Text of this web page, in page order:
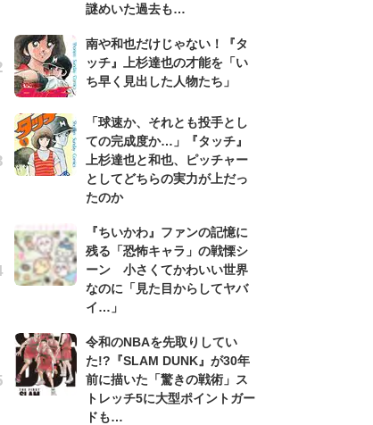
謎めいた過去も…
南や和也だけじゃない！『タ
ッチ』上杉達也の才能を「い
ち早く見出した人物たち」
「球速か、それとも投手とし
ての完成度か…」『タッチ』
上杉達也と和也、ピッチャー
としてどちらの実力が上だっ
たのか
『ちいかわ』ファンの記憶に
残る「恐怖キャラ」の戦慄シ
ーン 小さくてかわいい世界
なのに「見た目からしてヤバ
イ…」
令和のNBAを先取りしてい
た!?『SLAM DUNK』が30年
前に描いた「驚きの戦術」ス
トレッチ5に大型ポイントガー
ドも…